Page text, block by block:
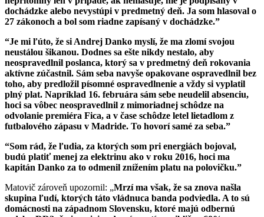
dochádzke alebo nevystúpi v predmetný deň. Ja som hlasoval o
27 zákonoch a bol som riadne zapísaný v dochádzke.”
“Je mi ľúto, že si Andrej Danko myslí, že ma zlomí svojou
neustálou šikanou. Dodnes sa ešte nikdy nestalo, aby
neospravedlnil poslanca, ktorý sa v predmetný deň rokovania
aktívne zúčastnil. Sám seba navyše opakovane ospravedlnil bez
toho, aby predložil písomné ospravedlnenie a vždy si vyplatil
plný plat. Napríklad 16. februára sám sebe neudelil absenciu,
hoci sa vôbec neospravedlnil z mimoriadnej schôdze na
odvolanie premiéra Fica, a v čase schôdze letel lietadlom z
futbalového zápasu v Madride. To hovorí samé za seba.”
“Som rád, že ľudia, za ktorých som pri energiách bojoval,
budú platiť menej za elektrinu ako v roku 2016, hoci ma
kapitán Danko za to odmenil znížením platu na polovičku.”
Matovič zároveň upozornil: „Mrzí ma však, že sa znova našla
skupina ľudí, ktorých táto vládnuca banda podviedla. A to sú
domácnosti na západnom Slovensku, ktoré majú odbernú